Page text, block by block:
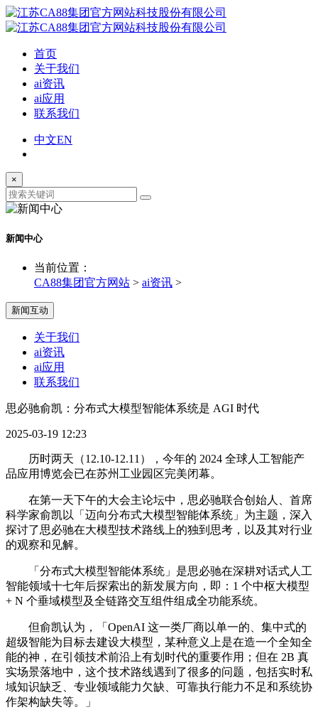
首页
关于我们
ai资讯
ai应用
联系我们
中文EN
×
新闻中心
当前位置：
CA88集团官方网站 > ai资讯 >
新闻互动
关于我们
ai资讯
ai应用
联系我们
思必驰俞凯：分布式大模型智能体系统是 AGI 时代
2025-03-19 12:23
历时两天（12.10-12.11），今年的 2024 全球人工智能产
品应用博览会已在苏州工业园区完美闭幕。
在第一天下午的大会主论坛中，思必驰联合创始人、首席
科学家俞凯以「迈向分布式大模型智能体系统」为主题，深入
探讨了思必驰在大模型技术路线上的独到思考，以及其对行业
的观察和见解。
「分布式大模型智能体系统」是思必驰在深耕对话式人工
智能领域十七年后探索出的新发展方向，即：1 个中枢大模型
+ N 个垂域模型及全链路交互组件组成全功能系统。
但俞凯认为，「OpenAI 这一类厂商以单一的、集中式的
超级智能为目标去建设大模型，某种意义上是在造一个全知全
能的神，在引领技术前沿上有划时代的重要作用；但在 2B 真
实场景落地中，这个技术路线遇到了很多的问题，包括实时私
域知识缺乏、专业领域能力欠缺、可靠执行能力不足和系统协
作架构缺失等。」